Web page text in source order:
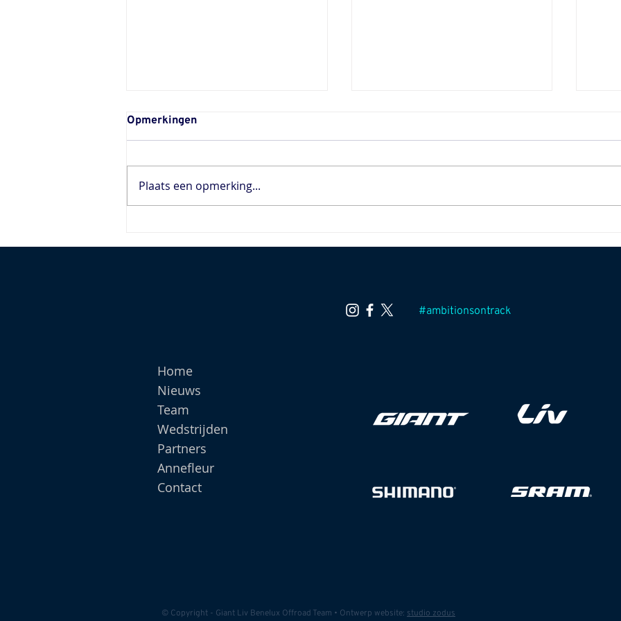
een MTB marathon.
Voedingsadvies voor offroad
Opmerkingen
Plaats een opmerking...
Home
Nieuws
Team
Wedstrijden
Partners
Annefleur
Contact
#ambitionsontrack
© Copyright - Giant Liv Benelux Offroad Team • Ontwerp website: studio zodus